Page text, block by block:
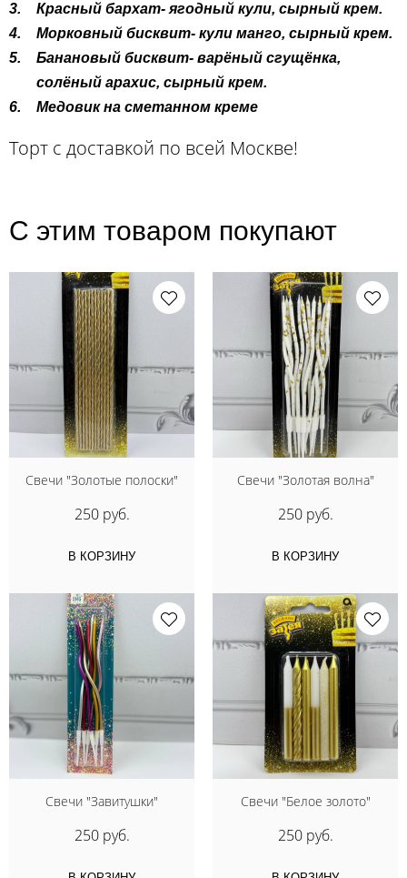
Красный бархат- ягодный кули, сырный крем.
Морковный бисквит- кули манго, сырный крем.
Банановый бисквит- варёный сгущёнка,
солёный арахис, сырный крем.
Медовик на сметанном креме
Торт с доставкой по всей Москве!
С этим товаром покупают
Свечи "Золотые полоски"
250 руб.
В КОРЗИНУ
Свечи "Золотая волна"
250 руб.
В КОРЗИНУ
Свечи "Завитушки"
250 руб.
Свечи "Белое золото"
250 руб.